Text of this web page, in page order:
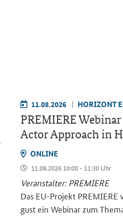
11.08.2026 HO­RI­ZONT
PRE­MIE­RE
Actor Approachin
ON­LINE
11.08.2026 10:00 - 11:30 Uhr
Ver­an­stal­ter: PRE­MIE­RE
Das EU-​Projekt
gust ein We­bi­nar zum